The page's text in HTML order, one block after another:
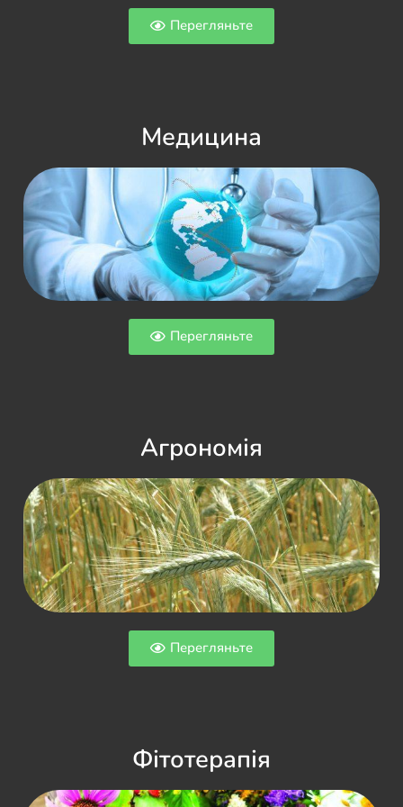
Перегляньте
Медицина
Перегляньте
Агрономія
Перегляньте
Фітотерапія